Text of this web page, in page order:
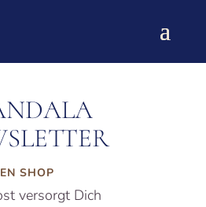
versorgt Dich
SHOP